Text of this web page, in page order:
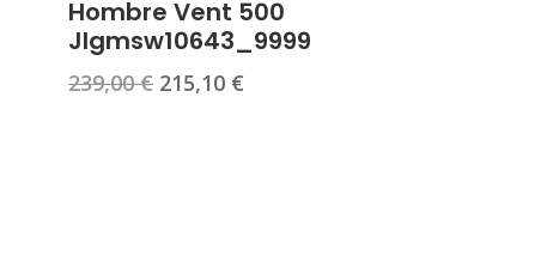
Hombre Vent 500
Jlgmsw10643_9999
239,00€ El
215,10 €El